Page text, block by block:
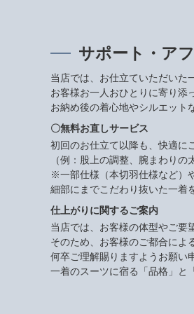
サポート・ア
当店では、お仕立ていただいた
お客様お一人おひとりに寄り添
お納め後の着心地やシルエット
〇無料お直しサービス
初回のお仕立て以降も、快適に
（例：股上の調整、腕まわりの
※一部仕様（本切羽仕様など）
細部にまでこだわり抜いた一着
仕上がりに関するご案内
当店では、お客様の体型やご要
そのため、お客様のご都合によ
何卒ご理解賜りますようお願い
一着のスーツに宿る「品格」と